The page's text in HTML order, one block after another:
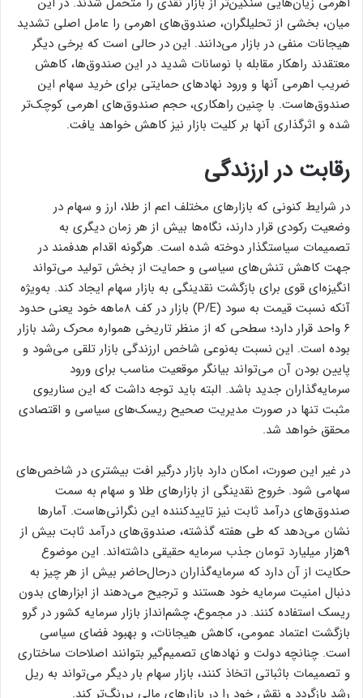
میان، بخشی از تحلیلگران، صندوق‌های اهرمی را عامل اصلی تشدید
هیجانات منفی در بازار می‌‌‌دانند. این در حالی است که برخی دیگر
معتقدند راهکار مقابله با نوسانات شدید در این صندوق‌ها، کاهش
ضریب اهرمی آنها و ورود نهادهای حمایتی برای خرید سهام این
صندوق‌هاست. با چنین راهکاری، حجم صندوق‌های اهرمی کوچک‌تر
شده و اثرگذاری آنها بر کلیت بازار نیز کاهش خواهد یافت.
رقابت در ارزندگی
در شرایط کنونی که بازارهای مختلف اعم از طلا، ارز و سهام در
وضعیت رکودی قرار دارند، نگاه‌‌‌ها بیش از هر زمان دیگری به
تصمیمات سیاستگذار دوخته شده است. هرگونه اقدام هدفمند در
جهت کاهش تنش‌‌‌های سیاسی و حمایت از بخش تولید می‌تواند
انگیزه‌‌‌ای قوی برای بازگشت نقدینگی به بازار سهام ایجاد کند. به‌‌‌ویژه
آنکه نسبت قیمت به سود (P/E) بازار در کف ۸ماهه خود یعنی حدود
۶ واحد قرار دارد؛ سطحی که از منظر تاریخی همواره محرک رشد بازار
بوده است. این نسبت به‌‌‌نوعی شاخص ارزندگی بازار تلقی می‌شود و
پایین ‌‌‌بودن آن می‌تواند بیانگر موقعیت مناسب برای ورود
سرمایه‌گذاران جدید باشد. البته باید توجه داشت که این سناریوی
مثبت تنها در صورت مدیریت صحیح ریسک‌‌‌های سیاسی و اقتصادی
محقق خواهد شد.
در غیر ‌این ‌‌‌صورت، امکان دارد بازار درگیر افت بیشتری در شاخص‌‌‌های
سهامی شود. خروج نقدینگی از بازارهای طلا و سهام به سمت
صندوق‌های درآمد ثابت نیز تاییدکننده این نگرانی‌هاست. آمارها
نشان می‌دهد که طی هفته گذشته، صندوق‌های درآمد ثابت بیش از
۹‌هزار میلیارد تومان جذب سرمایه حقیقی داشته‌‌‌اند. این موضوع
حکایت از آن دارد که سرمایه‌گذاران در‌حال‌حاضر بیش از هر چیز به
دنبال امنیت سرمایه خود هستند و ترجیح می‌دهند از ابزارهای بدون
ریسک استفاده کنند. در مجموع، چشم‌‌‌انداز بازار سرمایه کشور در گرو
بازگشت اعتماد عمومی، کاهش هیجانات، و بهبود فضای سیاسی
است. چنانچه دولت و نهادهای تصمیم‌گیر بتوانند اصلاحات ساختاری
و تصمیمات باثباتی اتخاذ کنند، بازار سهام بار دیگر می‌تواند به ریل
رشد بازگردد و نقش خود را در بازارهای مالی پررنگ‌‌‌تر کند.